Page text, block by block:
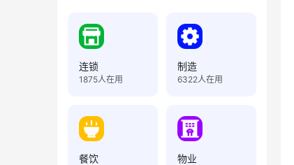
连锁
1875人在用
制造
6322人在用
餐饮 物业